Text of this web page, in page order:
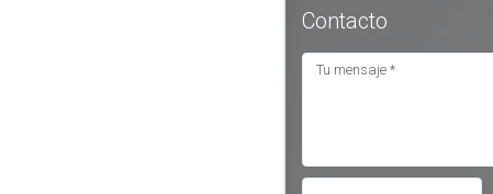
Contacto